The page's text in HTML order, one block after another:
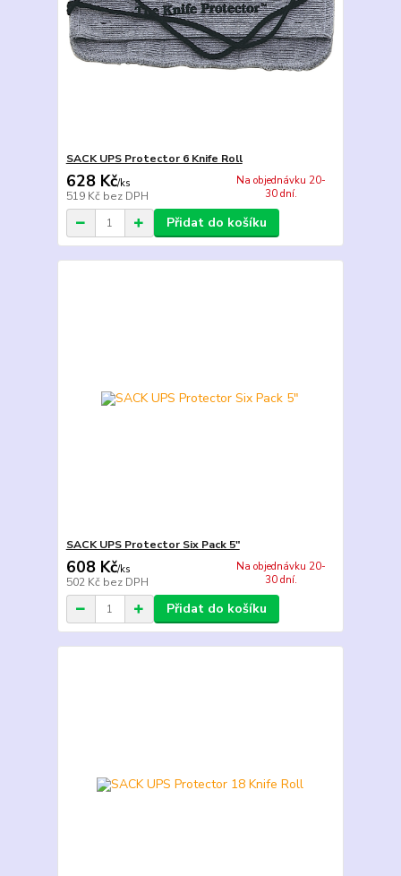
SACK UPS Protector 6 Knife Roll
628 Kč/ks
519 Kč bez DPH
Na objednávku 20-
30 dní.
Přidat do košíku
SACK UPS Protector Six Pack 5"
608 Kč/ks
502 Kč bez DPH
Na objednávku 20-
30 dní.
Přidat do košíku